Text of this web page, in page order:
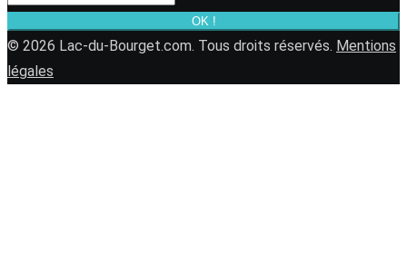
OK !
© 2026 Lac-du-Bourget.com. Tous droits réservés. Mentions
légales